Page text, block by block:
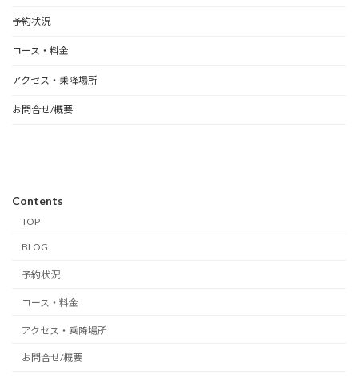
予約状況
コース・料金
アクセス・乗降場所
お問合せ/概要
Contents
TOP
BLOG
予約状況
コース・料金
アクセス・乗降場所
お問合せ/概要